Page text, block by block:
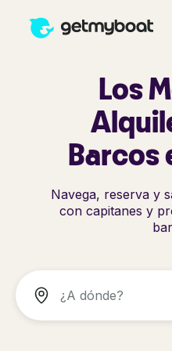
Los
Barcos
Navega, reserva y
con capitanes y